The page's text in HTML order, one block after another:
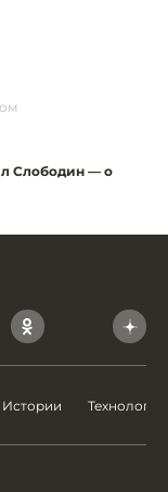
Слободин — о
Истории Технологии